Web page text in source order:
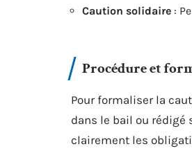
Caution solidaire :
Procédure et
Pour formaliser la
dans le bail ou
clairement les